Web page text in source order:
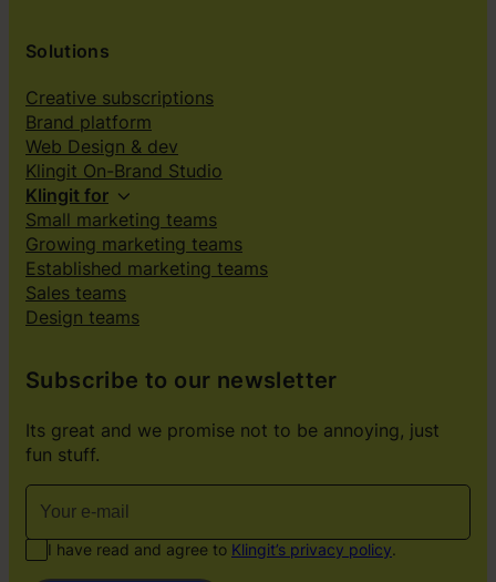
Solutions
Creative subscriptions
Brand platform
Web Design & dev
Klingit On-Brand Studio
Klingit for
Small marketing teams
Growing marketing teams
Established marketing teams
Sales teams
Design teams
Subscribe to our newsletter
Its great and we promise not to be annoying, just
fun stuff.
I have read and agree to Klingit’s privacy policy.